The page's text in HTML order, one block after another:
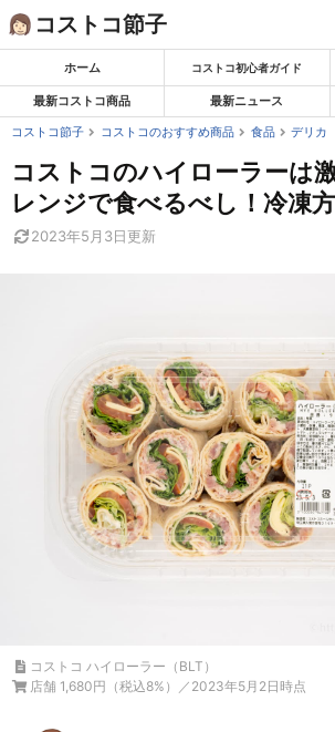
Skip
to
コストコ節子
ホーム コストコ初心者ガイド
最新コストコ商品 最新ニュース
コストコ節子
コストコのおすすめ商品 食品 デリカ
コストコのハイローラーは
レンジで食べるべし！冷凍
2023年5月3日更新
コストコ ハイローラー（BLT）
店舗 1,680円（税込8%）／2023年5月2日時点